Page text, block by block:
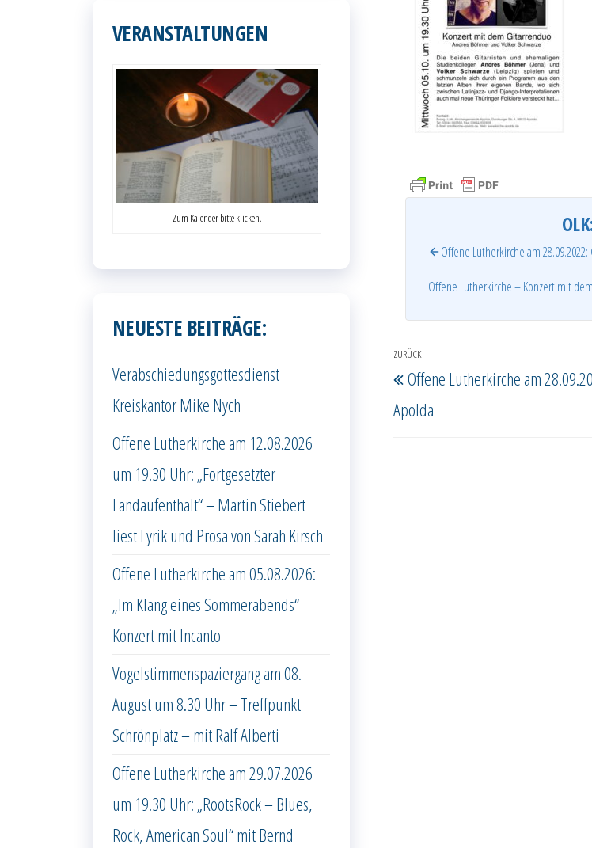
Offene Lutherkirche am
Offene Lutherkirche – Konzert mit
Beitragsnavigation
Vorheriger
Beitrag
ZURÜCK
Offene Lutherkirche am
Apolda
VERANSTALTUNGEN
Zum Kalender bitte klicken.
NEUESTE BEITRÄGE:
Verabschiedungsgottesdienst
Kreiskantor Mike Nych
Offene Lutherkirche am 12.08.2026
um 19.30 Uhr: „Fortgesetzter
Landaufenthalt“ – Martin Stiebert
liest Lyrik und Prosa von Sarah Kirsch
Offene Lutherkirche am 05.08.2026:
„Im Klang eines Sommerabends“
Konzert mit Incanto
Vogelstimmenspaziergang am 08.
August um 8.30 Uhr – Treffpunkt
Schrönplatz – mit Ralf Alberti
Offene Lutherkirche am 29.07.2026
um 19.30 Uhr: „RootsRock – Blues,
Rock, American Soul“ mit Bernd